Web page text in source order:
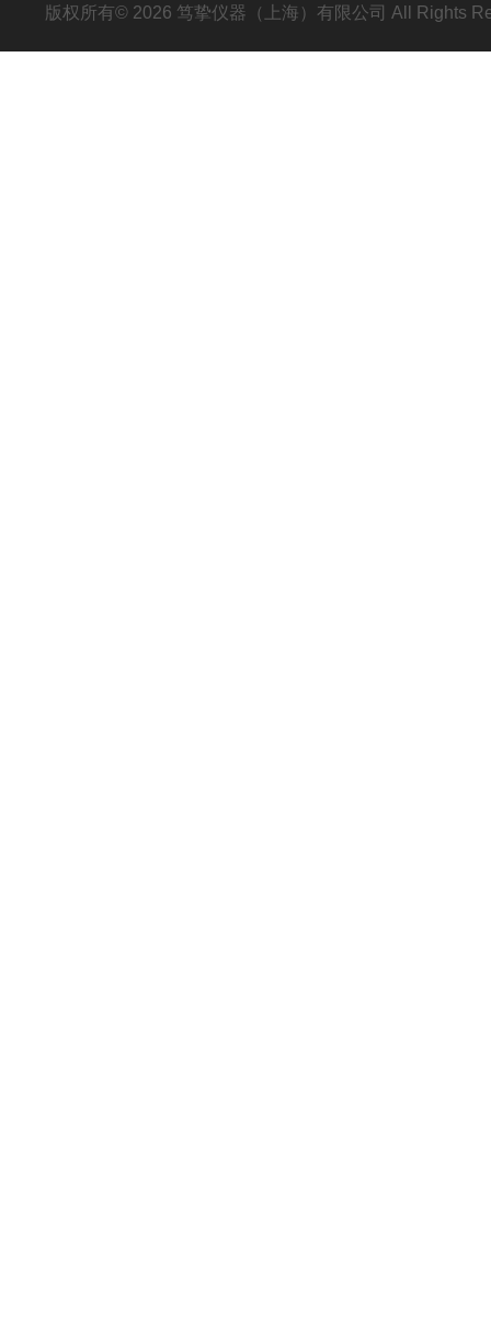
版权所有© 2026 笃挚仪器（上海）有限公司 All Rights